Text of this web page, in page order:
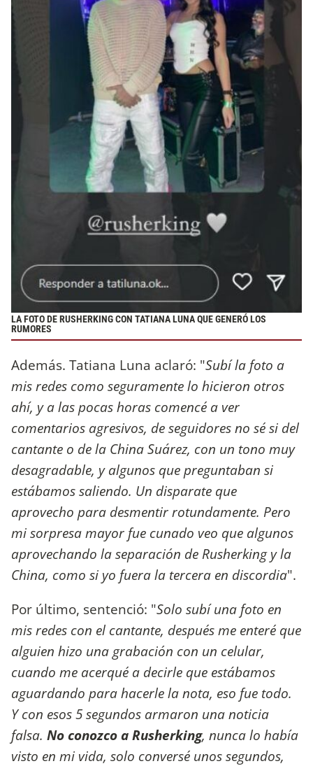
LA FOTO DE RUSHERKING CON TATIANA LUNA QUE GENERÓ LOS
RUMORES
Además. Tatiana Luna aclaró: "Subí la foto a
mis redes como seguramente lo hicieron otros
ahí, y a las pocas horas comencé a ver
comentarios agresivos, de seguidores no sé si del
cantante o de la China Suárez, con un tono muy
desagradable, y algunos que preguntaban si
estábamos saliendo. Un disparate que
aprovecho para desmentir rotundamente. Pero
mi sorpresa mayor fue cunado veo que algunos
aprovechando la separación de Rusherking y la
China, como si yo fuera la tercera en discordia".
Por último, sentenció: "Solo subí una foto en
mis redes con el cantante, después me enteré que
alguien hizo una grabación con un celular,
cuando me acerqué a decirle que estábamos
aguardando para hacerle la nota, eso fue todo.
Y con esos 5 segundos armaron una noticia
falsa. No conozco a Rusherking, nunca lo había
visto en mi vida, solo conversé unos segundos,